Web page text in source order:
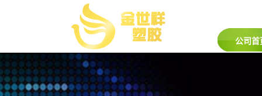
公司首